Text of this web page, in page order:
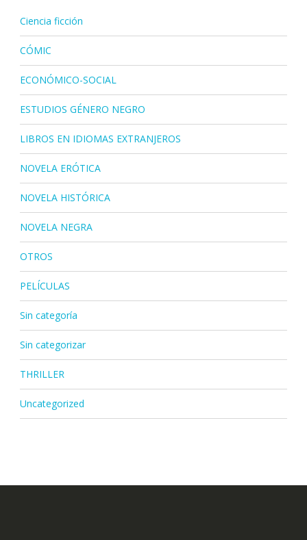
Ciencia ficción
CÓMIC
ECONÓMICO-SOCIAL
ESTUDIOS GÉNERO NEGRO
LIBROS EN IDIOMAS EXTRANJEROS
NOVELA ERÓTICA
NOVELA HISTÓRICA
NOVELA NEGRA
OTROS
PELÍCULAS
Sin categoría
Sin categorizar
THRILLER
Uncategorized